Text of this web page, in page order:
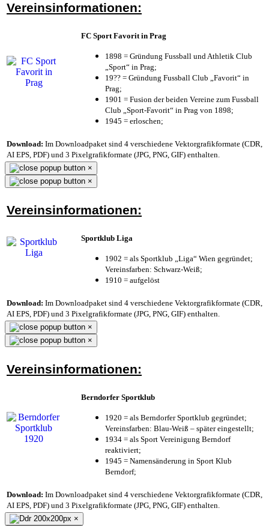
Vereinsinformationen:
FC Sport Favorit in Prag
1898 = Gründung Fussball und Athletik Club
„Sport“ in Prag;
19?? = Gründung Fussball Club „Favorit“ in
Prag;
1901 = Fusion der beiden Vereine zum Fussball
Club „Sport-Favorit“ in Prag von 1898;
1945 = erloschen;
Download: Im Downloadpaket sind 4 verschiedene Vektorgrafikformate (CDR,
AI EPS, PDF) und 3 Pixelgrafikformate (JPG, PNG, GIF) enthalten.
×
×
Vereinsinformationen:
Sportklub Liga
1902 = als Sportklub „Liga“ Wien gegründet;
Vereinsfarben: Schwarz-Weiß;
1910 = aufgelöst
Download: Im Downloadpaket sind 4 verschiedene Vektorgrafikformate (CDR,
AI EPS, PDF) und 3 Pixelgrafikformate (JPG, PNG, GIF) enthalten.
×
×
Vereinsinformationen:
Berndorfer Sportklub
1920 = als Berndorfer Sportklub gegründet;
Vereinsfarben: Blau-Weiß – später eingestellt;
1934 = als Sport Vereinigung Berndorf
reaktiviert;
1945 = Namensänderung in Sport Klub
Berndorf;
Download: Im Downloadpaket sind 4 verschiedene Vektorgrafikformate (CDR,
AI EPS, PDF) und 3 Pixelgrafikformate (JPG, PNG, GIF) enthalten.
×